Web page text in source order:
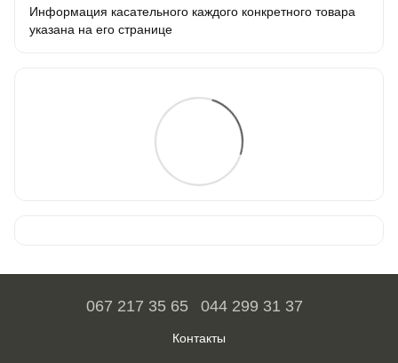
Информация касательного каждого конкретного товара
указана на его странице
067 217 35 65 044 299 31 37
Контакты